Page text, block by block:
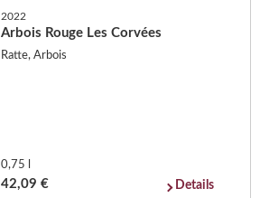
2022
Arbois Rouge Les Corvées
Ratte, Arbois
0,75 l
42,09 € Details